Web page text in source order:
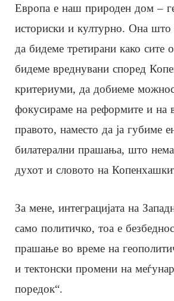
Европа е наш природен дом –
историски и културно. Она што
да бидеме третирани како сите
бидеме вреднувани според
критериуми, да добиеме
фокусираме на реформите и на
правото, наместо да ја губиме
билатерални прашања, што
духот и словото на
За мене, интеграцијата на
само политичко, тоа е
прашање во време на
и тектонски промени на
поредок“.